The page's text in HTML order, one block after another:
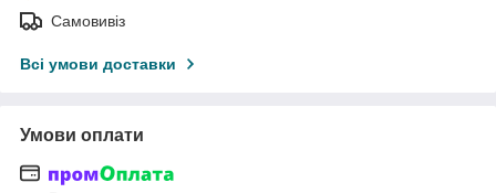
Самовивіз
Всі умови доставки
Умови оплати